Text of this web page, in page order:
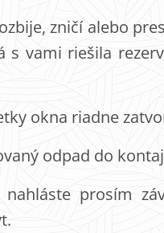
zničí alebo
s vami riešila
okna riadne
odpad do
prosím